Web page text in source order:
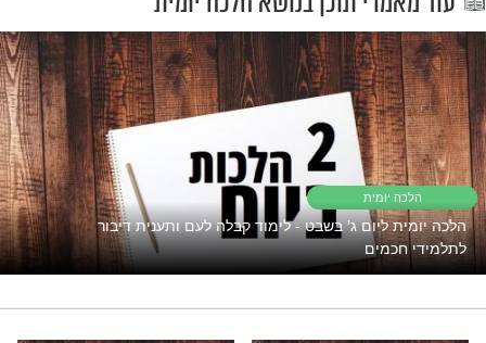
הנר היא היכר גמור שההדלקה
מצווה (ילקו"י עמ' תקמח).
טוב וחסד"
את השפע אבל המצב תקוע?נסו את זה